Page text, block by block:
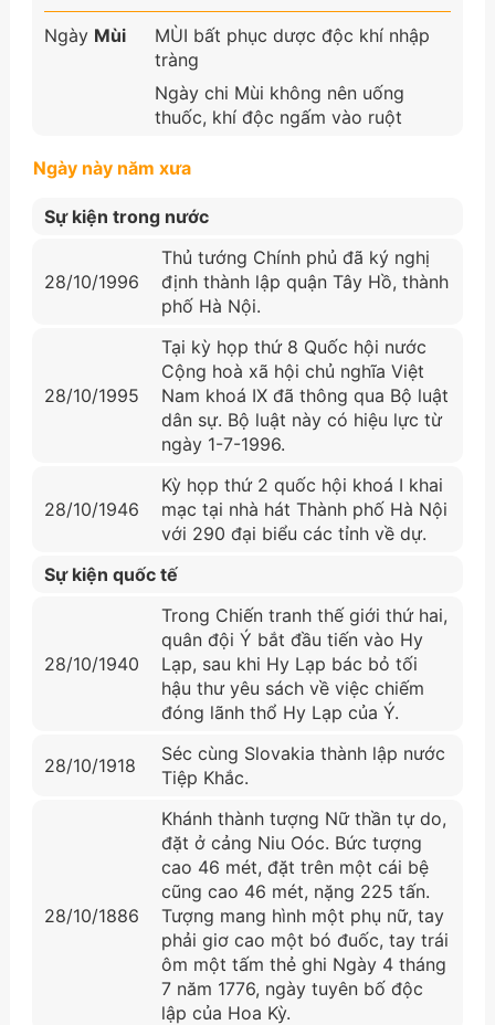
Ngày Mùi
MÙI bất phục dược độc khí nhập
tràng
Ngày chi Mùi không nên uống
thuốc, khí độc ngấm vào ruột
Ngày này năm xưa
Sự kiện trong nước
28/10/1996
Thủ tướng Chính phủ đã ký nghị
định thành lập quận Tây Hồ, thành
phố Hà Nội.
28/10/1995
Tại kỳ họp thứ 8 Quốc hội nước
Cộng hoà xã hội chủ nghĩa Việt
Nam khoá IX đã thông qua Bộ luật
dân sự. Bộ luật này có hiệu lực từ
ngày 1-7-1996.
28/10/1946
Kỳ họp thứ 2 quốc hội khoá I khai
mạc tại nhà hát Thành phố Hà Nội
với 290 đại biểu các tỉnh về dự.
Sự kiện quốc tế
28/10/1940
Trong Chiến tranh thế giới thứ hai,
quân đội Ý bắt đầu tiến vào Hy
Lạp, sau khi Hy Lạp bác bỏ tối
hậu thư yêu sách về việc chiếm
đóng lãnh thổ Hy Lạp của Ý.
28/10/1918
Séc cùng Slovakia thành lập nước
Tiệp Khắc.
28/10/1886
Khánh thành tượng Nữ thần tự do,
đặt ở cảng Niu Oóc. Bức tượng
cao 46 mét, đặt trên một cái bệ
cũng cao 46 mét, nặng 225 tấn.
Tượng mang hình một phụ nữ, tay
phải giơ cao một bó đuốc, tay trái
ôm một tấm thẻ ghi Ngày 4 tháng
7 năm 1776, ngày tuyên bố độc
lập của Hoa Kỳ.